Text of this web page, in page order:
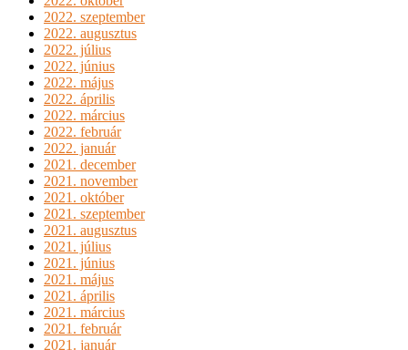
2022. szeptember
2022. augusztus
2022. július
2022. június
2022. május
2022. április
2022. március
2022. február
2022. január
2021. december
2021. november
2021. október
2021. szeptember
2021. augusztus
2021. július
2021. június
2021. május
2021. április
2021. március
2021. február
2021. január